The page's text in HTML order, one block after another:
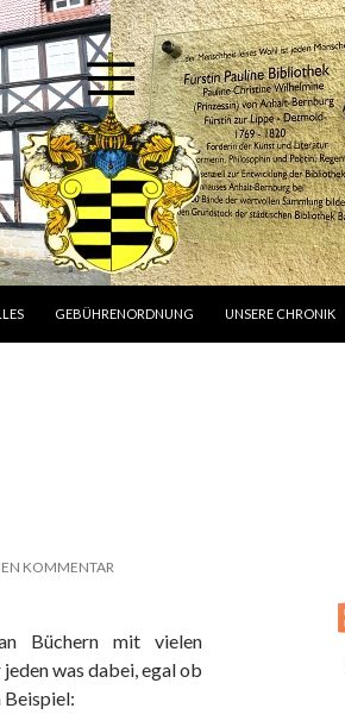
GEBÜHRENORDNUNG UNSERE CHRONIK
KOMMENTAR
Büchern mit vielen
was dabei, egal ob